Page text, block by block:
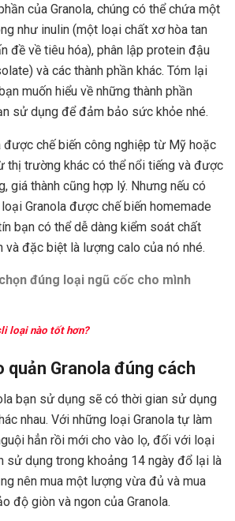
của Granola, chúng có thể chứa một
như inulin (một loại chất xơ hòa tan
đề về tiêu hóa), phân lập protein đậu
và các thành phần khác. Tóm lại
muốn hiểu về những thành phần
sử dụng để đảm bảo sức khỏe nhé.
chế biến công nghiệp từ Mỹ hoặc
thị trường khác có thể nổi tiếng và được
giá thành cũng hợp lý. Nhưng nếu có
Granola được chế biến homemade
bạn có thể dễ dàng kiểm soát chất
và đặc biệt là lượng calo của nó nhé.
đúng loại ngũ cốc cho mình
loại nào tốt hơn?
quản Granola đúng cách
bạn sử dụng sẽ có thời gian sử dụng
nhau. Với những loại Granola tự làm
hẳn rồi mới cho vào lọ, đối với loại
sử dụng trong khoảng 14 ngày đổ lại là
nên mua một lượng vừa đủ và mua
độ giòn và ngon của Granola.